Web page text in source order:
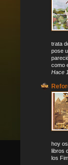
trata
pose
como
Hace
hoy
libros
los